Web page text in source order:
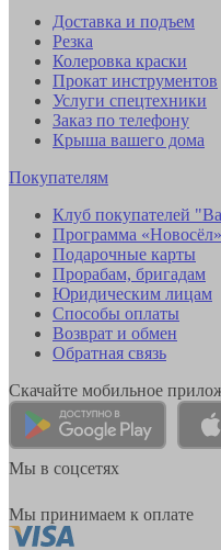
Доставка и подъем
Резка
Колеровка краски
Прокат инструментов
Услуги спецтехники
Заказ по телефону
Крыша вашего дома
Покупателям
Клуб покупателей
Программа «Новосёл»
Подарочные карты
Прорабам, бригадам
Юридическим лицам
Способы оплаты
Возврат и обмен
Обратная связь
Скачайте мобильное
Мы в соцсетях
Мы принимаем к оплате